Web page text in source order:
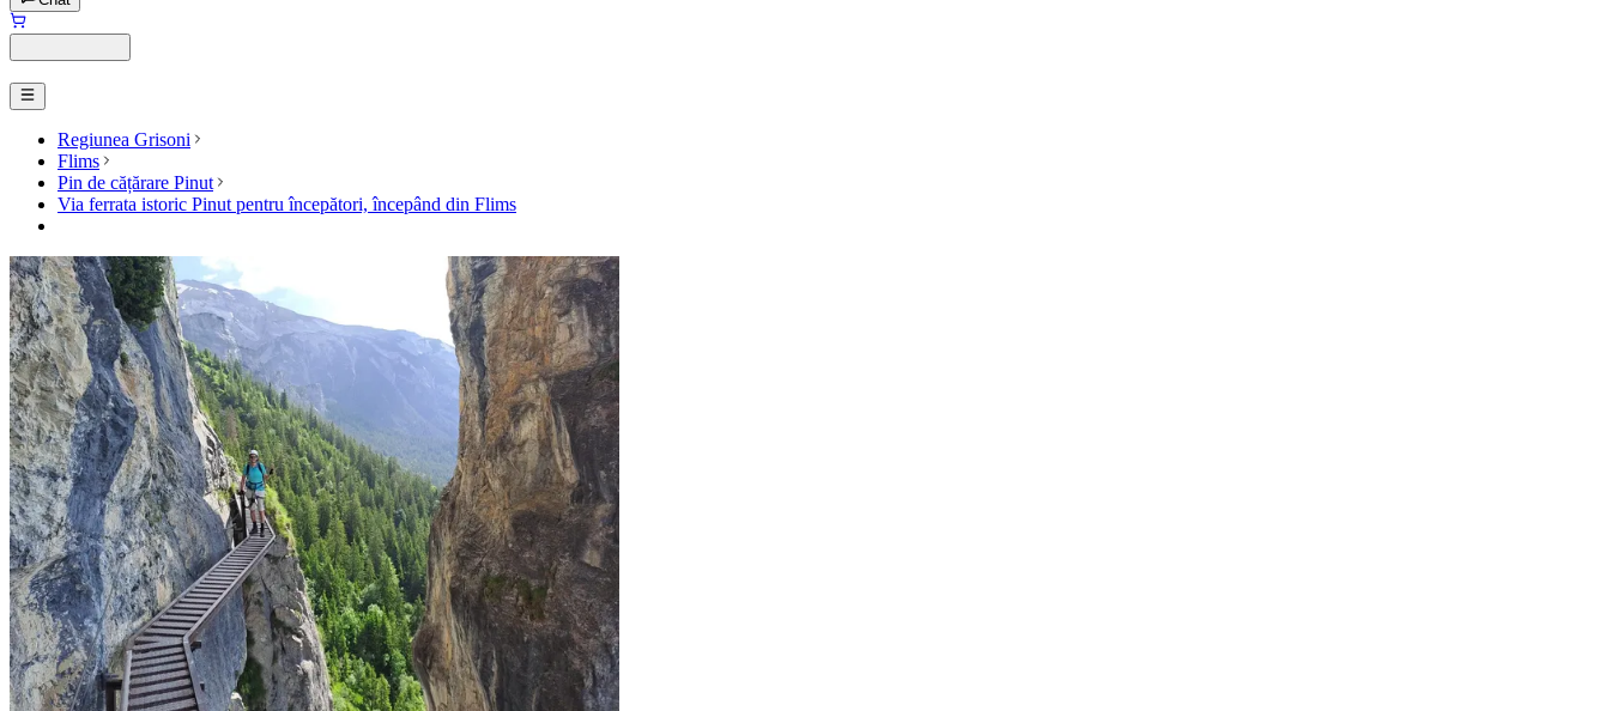
Regiunea Grisoni
Flims
Pin de cățărare Pinut
Via ferrata istoric Pinut pentru începători, începând din Flims